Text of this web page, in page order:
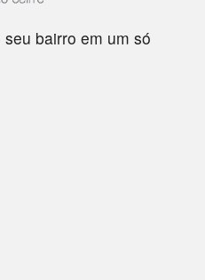
bairro em um só